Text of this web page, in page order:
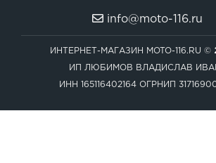
info@moto-116.ru
ИНТЕРНЕТ-МАГАЗИН MOTO-116.RU ©
ИП ЛЮБИМОВ ВЛАДИСЛАВ
ИНН 165116402164 ОГРНИП